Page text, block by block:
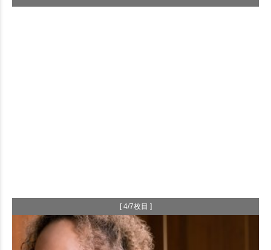
[ 4/7枚目 ]